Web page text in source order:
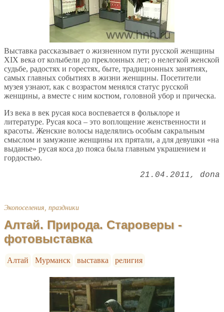
Выставка рассказывает о жизненном пути русской женщины
XIX века от колыбели до преклонных лет; о нелегкой женской
судьбе, радостях и горестях, быте, традиционных занятиях,
самых главных событиях в жизни женщины. Посетители
музея узнают, как с возрастом менялся статус русской
женщины, а вместе с ним костюм, головной убор и прическа.
Из века в век русая коса воспевается в фольклоре и
литературе. Русая коса – это воплощение женственности и
красоты. Женские волосы наделялись особым сакральным
смыслом и замужние женщины их прятали, а для девушки «на
выданье» русая коса до пояса была главным украшением и
гордостью.
21.04.2011 dona
Экопоселения, праздники
Алтай. Природа. Староверы -
фотовыставка
Алтай Мурманск выставка религия